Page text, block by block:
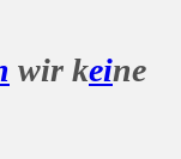
wir keine